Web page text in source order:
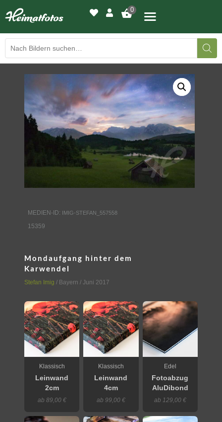
0
BILDERGALERIE
DRUCKQUALITÄTEN
LED-LEUCHTBILDER
WIR DRUCKEN IHR BILD
AUSSTELLUNGEN
KONTAKT
MEDIEN-ID: IMIG-STEFAN_557558
15359
Mondaufgang hinter dem
Karwendel
Stefan Imig / Bayern / Juni 2017
Klassisch
Leinwand
2cm
ab 89,00 €
Klassisch
Leinwand
4cm
ab 99,00 €
Edel
Fotoabzug
AluDibond
ab 129,00 €